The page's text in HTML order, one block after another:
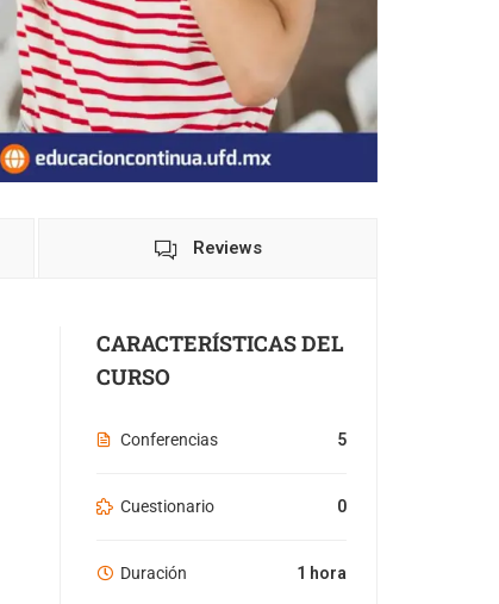
Reviews
CARACTERÍSTICAS DEL
CURSO
Conferencias 5
Cuestionario 0
Duración 1 hora